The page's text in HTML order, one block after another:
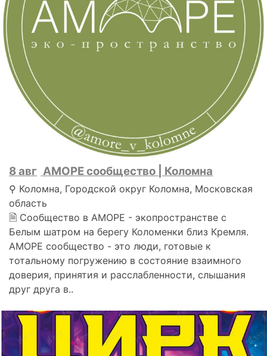
8 авг АМОРЕ сообщество | Коломна
⚲ Коломна, Городской округ Коломна, Московская
область
🗎 Сообщество в АМОРЕ - экопространстве с
Белым шатром на берегу Коломенки близ Кремля.
АМОРЕ сообщество - это люди, готовые к
тотальному погружению в состояние взаимного
доверия, принятия и расслабленности, слышания
друг друга в..